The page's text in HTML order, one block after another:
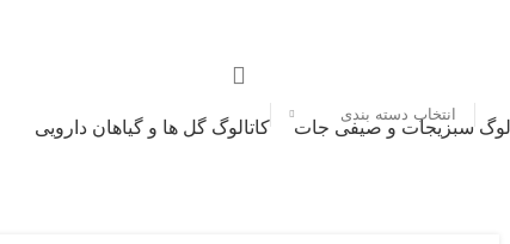
انتخاب دسته بندی
سبزیجات و صیفی جات کاتالوگ گل ها و گیاهان دارویی